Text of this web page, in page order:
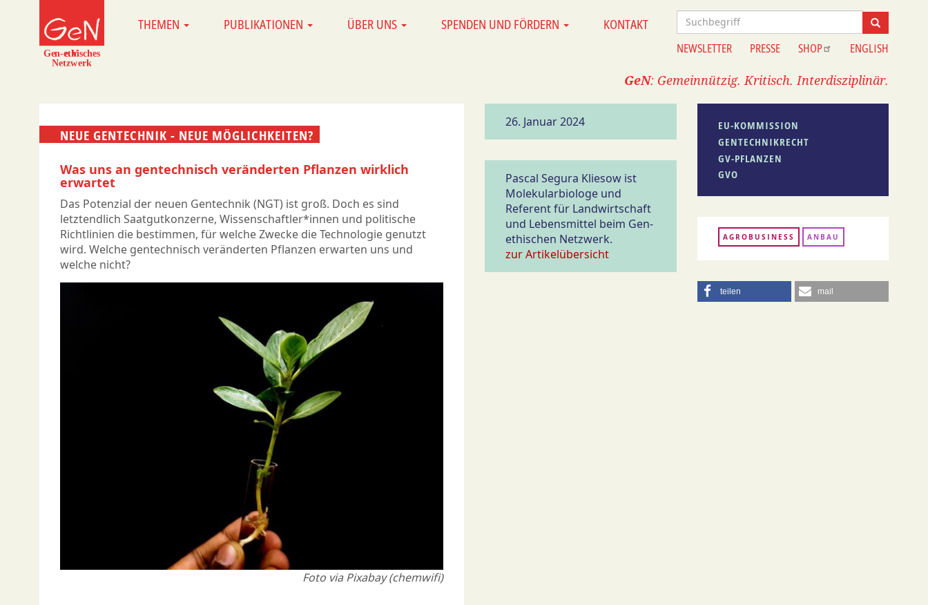
MAINTHEMEN PUBLIKATIONEN ÜBER UNS SPENDEN UND FÖRDERN KONTAKT Suche
Information
NEWSLETTER PRESSE SHOP ENGLISH
GeN: Gemeinnützig. Kritisch. Interdisziplinär.
NEUE GENTECHNIK - NEUE MÖGLICHKEITEN?
Was uns an gentechnisch veränderten Pflanzen wirklich
erwartet
Das Potenzial der neuen Gentechnik (NGT) ist groß. Doch es sind
letztendlich Saatgutkonzerne, Wissenschaftler*innen und politische
Richtlinien die bestimmen, für welche Zwecke die Technologie genutzt
wird. Welche gentechnisch veränderten Pflanzen erwarten uns und
welche nicht?
Foto via Pixabay (chemwifi)
26. Januar 2024
Pascal Segura Kliesow ist
Molekularbiologe und
Referent für Landwirtschaft
und Lebensmittel beim Gen-
ethischen Netzwerk.
zur Artikelübersicht
EU-KOMMISSION
GENTECHNIKRECHT
GV-PFLANZEN
GVO
AGROBUSINESS ANBAU
teilen mail